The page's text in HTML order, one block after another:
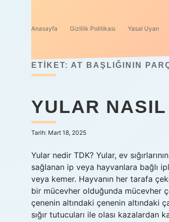
Anasayfa Gizlilik Politikası Yasal Uyarı
ETIKET: AT BAŞLIĞININ
YULAR
Tarih: Mart 18, 2025
Yular nedir TDK? Yular, ev
sağlanan ip veya hayvanlara bağlı
veya kemer. Hayvanın her tarafa
bir mücevher olduğunda mücevher
çenenin altındaki çenenin altındaki
sığır tutucuları ile olası